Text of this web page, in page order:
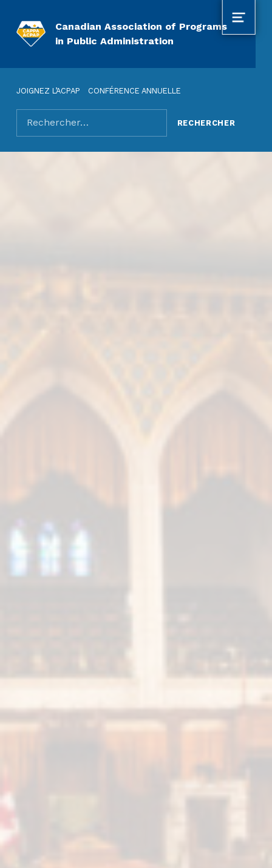
Canadian Association of Programs
in Public Administration
JOIGNEZ L’ACPAP CONFÉRENCE ANNUELLE
Rechercher pour :
MENU